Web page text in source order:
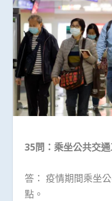
35問：乘坐公共交
答： 疫情期間乘坐
點。